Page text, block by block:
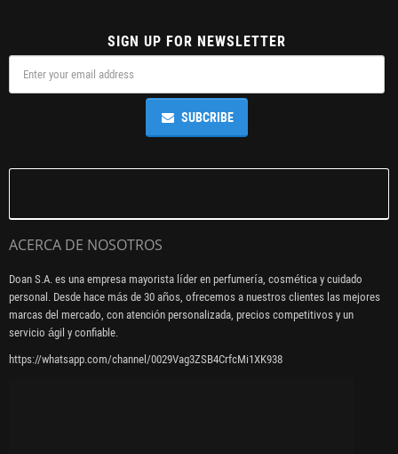
SIGN UP FOR NEWSLETTER
SUBCRIBE
ACERCA DE NOSOTROS
Doan S.A. es una empresa mayorista líder en perfumería, cosmética y cuidado
personal. Desde hace más de 30 años, ofrecemos a nuestros clientes las mejores
marcas del mercado, con atención personalizada, precios competitivos y un
servicio ágil y confiable.
https://whatsapp.com/channel/0029Vag3ZSB4CrfcMi1XK938